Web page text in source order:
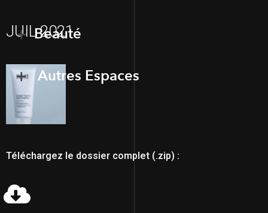
JUIL 2021
Beauté
Autres Espaces
Téléchargez le dossier complet (.zip) :